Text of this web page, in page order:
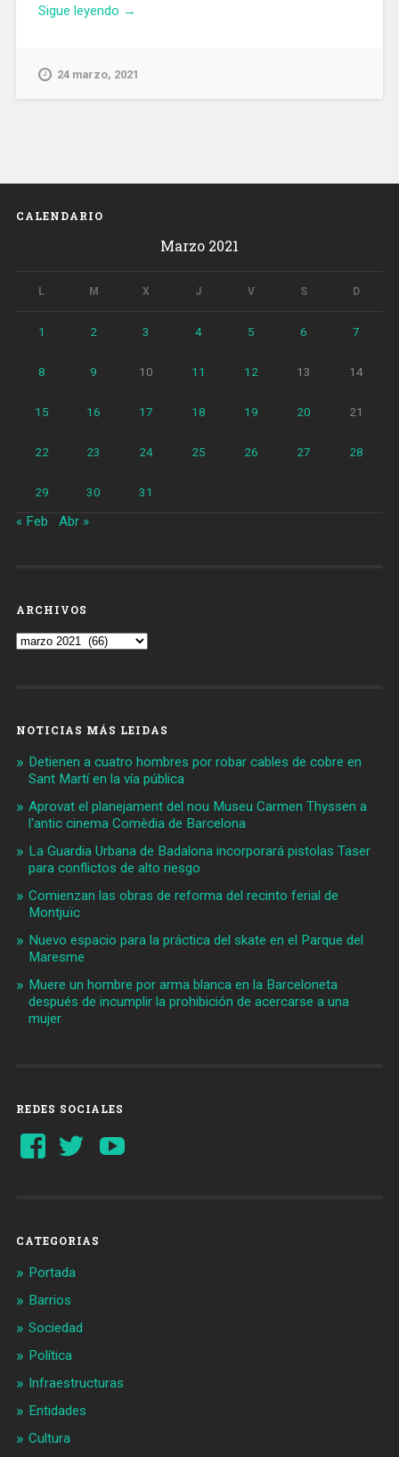
Sigue leyendo «La
el
personas
→
24 marzo, 2021
CALENDARIO
Marzo 2021
L M X J V S D
1 2 3 4 5 6 7
8 9 10 11 12 13 14
15 16 17 18 19 20 21
22 23 24 25 26 27 28
29 30 31
« Feb Abr »
ARCHIVOS
Archivos
NOTICIAS MÁS LEIDAS
Detienen a cuatro hombres por robar cables de cobre en
Sant Martí en la vía pública
Aprovat el planejament del nou Museu Carmen Thyssen a
l'antic cinema Comèdia de Barcelona
La Guardia Urbana de Badalona incorporará pistolas Taser
para conflictos de alto riesgo
Comienzan las obras de reforma del recinto ferial de
Montjuïc
Nuevo espacio para la práctica del skate en el Parque del
Maresme
Muere un hombre por arma blanca en la Barceloneta
después de incumplir la prohibición de acercarse a una
mujer
REDES SOCIALES
Ver
perfil
Ver
perfil
CATEGORIAS
Portada
Barrios
Sociedad
Política
Infraestructuras
Entidades
Cultura